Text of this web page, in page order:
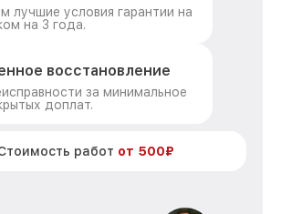
лучшие условия гарантии на
на 3 года.
восстановление
за минимальное
доплат.
работ от 500₽